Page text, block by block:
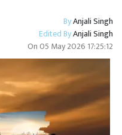
ByAnjali Singh
Edited ByAnjali Singh
On05 May 2026 17:25:12